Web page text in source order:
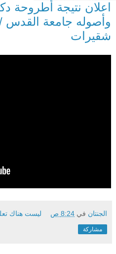
اعلان نتيجة أطروحة
وأصوله جامعة
شقيرات
الجنتان في 8:24 ص ليست هناك
مشاركة